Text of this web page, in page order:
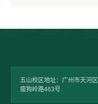
五山校区地址：广州市天河区
瘦狗岭路463号